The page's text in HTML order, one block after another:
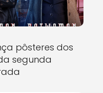
pôsteres dos
segunda